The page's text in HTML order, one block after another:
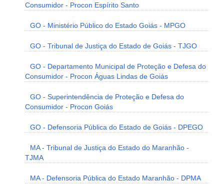
Consumidor - Procon Espírito Santo
GO - Ministério Público do Estado Goiás - MPGO
GO - Tribunal de Justiça do Estado de Goiás - TJGO
GO - Departamento Municipal de Proteção e Defesa do
Consumidor - Procon Águas Lindas de Goiás
GO - Superintendência de Proteção e Defesa do
Consumidor - Procon Goiás
GO - Defensoria Pública do Estado de Goiás - DPEGO
MA - Tribunal de Justiça do Estado do Maranhão -
TJMA
MA - Defensoria Pública do Estado Maranhão - DPMA